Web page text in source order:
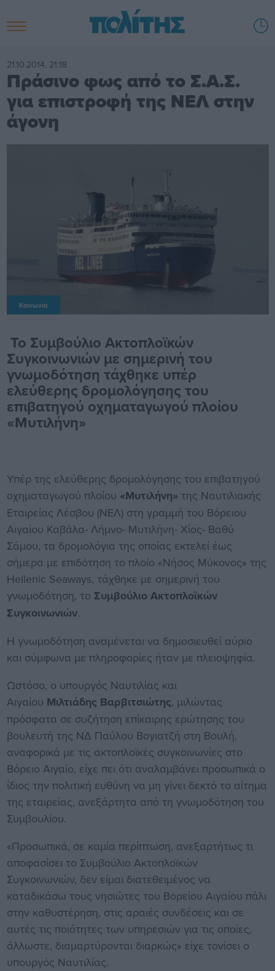
21.10.2014, 21:18
Πράσινο φως από το Σ.Α.Σ.
για επιστροφή της ΝΕΛ στην
άγονη
Κοινωνία
Το Συμβούλιο Ακτοπλοϊκών
Συγκοινωνιών με σημερινή του
γνωμοδότηση τάχθηκε υπέρ
ελεύθερης δρομολόγησης του
επιβατηγού οχηματαγωγού πλοίου
«Μυτιλήνη»
Υπέρ της ελεύθερης δρομολόγησης του επιβατηγού
οχηματαγωγού πλοίου «Μυτιλήνη»της Ναυτιλιακής
Εταιρείας Λέσβου (ΝΕΛ) στη γραμμή του Βόρειου
Αιγαίου Καβάλα- Λήμνο- Μυτιλήνη- Χίος- Βαθύ
Σάμου, τα δρομολόγια της οποίας εκτελεί έως
σήμερα με επιδότηση το πλοίο «Νήσος Μύκονος» της
Hellenic Seaways, τάχθηκε με σημερινή του
γνωμοδότηση, το Συμβούλιο Ακτοπλοϊκών
Συγκοινωνιών.
Η γνωμοδότηση αναμένεται να δημοσιευθεί αύριο
και σύμφωνα με πληροφορίες ήταν με πλειοψηφία.
Ωστόσο, ο υπουργός Ναυτιλίας και
Αιγαίου Μιλτιάδης Βαρβιτσιώτης, μιλώντας
πρόσφατα σε συζήτηση επίκαιρης ερώτησης του
βουλευτή της ΝΔ Παύλου Βογιατζή στη Βουλή,
αναφορικά με τις ακτοπλοϊκές συγκοινωνίες στο
Βόρειο Αιγαίο, είχε πει ότι αναλαμβάνει προσωπικά ο
ίδιος την πολιτική ευθύνη να μη γίνει δεκτό το αίτημα
της εταιρείας, ανεξάρτητα από τη γνωμοδότηση του
Συμβουλίου.
«Προσωπικά, σε καμία περίπτωση, ανεξαρτήτως τι
αποφασίσει το Συμβούλιο Ακτοπλοϊκών
Συγκοινωνιών, δεν είμαι διατεθειμένος να
καταδικάσω τους νησιώτες του Βορείου Αιγαίου πάλι
στην καθυστέρηση, στις αραιές συνδέσεις και σε
αυτές τις ποιότητες των υπηρεσιών για τις οποίες,
άλλωστε, διαμαρτύρονται διαρκώς» είχε τονίσει ο
υπουργός Ναυτιλίας.